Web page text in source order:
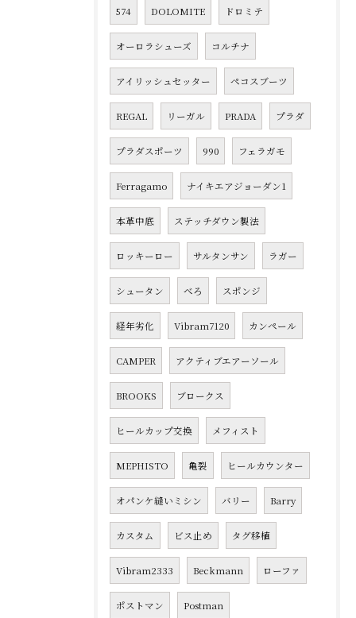
574 DOLOMITE ドロミテ
オーロラシューズ コルチナ
アイリッシュセッター ペコスブーツ
REGAL リーガル PRADA プラダ
プラダスポーツ 990 フェラガモ
Ferragamo ナイキエアジョーダン1
本革中底 ステッチダウン製法
ロッキーロー サルタンサン ラガー
シュータン べろ スポンジ
経年劣化 Vibram7120 カンペール
CAMPER アクティブエアーソール
BROOKS ブロークス
ヒールカップ交換 メフィスト
MEPHISTO 亀裂 ヒールカウンター
オパンケ縫いミシン バリー Barry
カスタム ビス止め タグ移植
Vibram2333 Beckmann ローファ
ポストマン Postman